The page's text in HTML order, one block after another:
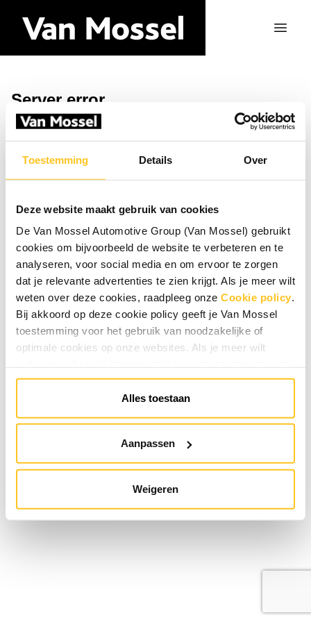
Toestemming Details Over
Deze website maakt gebruik van cookies
De Van Mossel Automotive Group (Van Mossel) gebruikt
cookies om bijvoorbeeld de website te verbeteren en te
analyseren, voor social media en om ervoor te zorgen
dat je relevante advertenties te zien krijgt. Als je meer wilt
weten over deze cookies, raadpleeg onze Cookie policy.
Bij akkoord op deze cookie policy geeft je Van Mossel
toestemming voor het gebruik van noodzakelijke of
optimale cookies op onze websites. Als je meer wilt
raadpleeg onzePrivacyverklaring. Je kunt de cookie
instellingen te allen tijde aanpassen via de link onderaan
de website.
Alles toestaan
Aanpassen
Weigeren
Server error